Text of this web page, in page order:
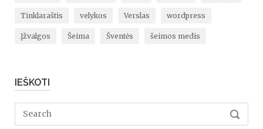
Tinklaraštis velykos Verslas wordpress
Įžvalgos Šeima Šventės šeimos medis
IEŠKOTI
Search